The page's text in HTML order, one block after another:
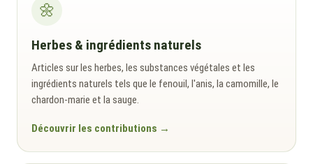
🌼
Herbes & ingrédients naturels
Articles sur les herbes, les substances végétales et les
ingrédients naturels tels que le fenouil, l'anis, la camomille, le
chardon-marie et la sauge.
Découvrir les contributions